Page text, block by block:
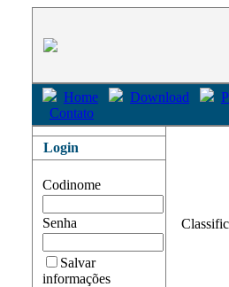
Home Download
Contato
Login
Codinome
Senha
Salvar
informações